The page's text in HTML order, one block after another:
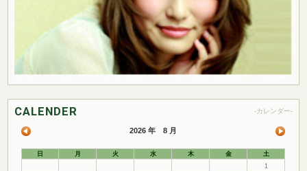
CALENDER -カレンダー-
2026 年 8 月
日 月 火 水 木 金
土
1